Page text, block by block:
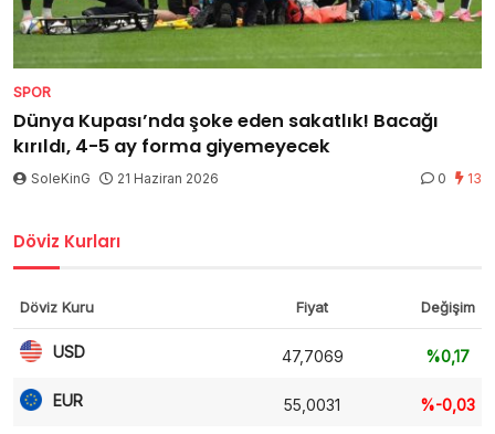
SPOR
Dünya Kupası’nda şoke eden sakatlık! Bacağı
kırıldı, 4-5 ay forma giyemeyecek
SoleKinG 21 Haziran 2026 0 13
Döviz Kurları
Döviz Kuru Fiyat Değişim
USD 47,7069 %0,17
EUR 55,0031 %-0,03